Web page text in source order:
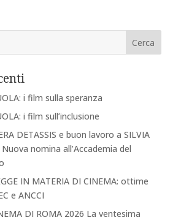
i film sulla speranza
i film sull’inclusione
DETASSIS e buon lavoro a SILVIA
nomina all’Accademia del
IN MATERIA DI CINEMA: ottime
e ANCCI
DI ROMA 2026 La ventesima